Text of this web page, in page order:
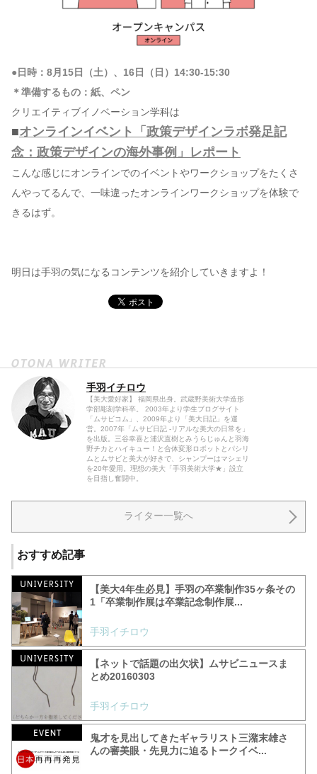
●日時：8月15日（土）、16日（日）14:30-15:30
＊準備するもの：紙、ペン
クリエイティブイノベーション学科は
■オンラインイベント「政策デザインラボ発足記
念：政策デザインの海外事例」レポート
こんな感じにオンラインでのイベントやワークショップをたくさ
んやってるんで、一味違ったオンラインワークショップを体験で
きるはず。
明日は手羽の気になるコンテンツを紹介していきますよ！
手羽イチロウ
【美大愛好家】 福岡県出身。武蔵野美術大学造形
学部彫刻学科卒。 2003年より学生ブログサイト
「ムサビコム」、2009年より「美大日記」を運
営。2007年「ムサビ日記 -リアルな美大の日常を」
を出版。三谷幸喜と浦沢直樹とみうらじゅんと羽海
野チカとハイキュー！と合体変形ロボットとパシリ
ムとムサビと美大が好きで、シャンプーはマシェリ
を20年愛用。理想の美大「手羽美術大学★」設立
を目指し奮闘中。
ライター一覧へ
おすすめ記事
【美大4年生必見】手羽の卒業制作35ヶ条その
1「卒業制作展は卒業記念制作展...
手羽イチロウ
【ネットで話題の出欠状】ムサビニュースま
とめ20160303
手羽イチロウ
鬼才を見出してきたギャラリスト三潴末雄さ
んの審美眼・先見力に迫るトークイベ...